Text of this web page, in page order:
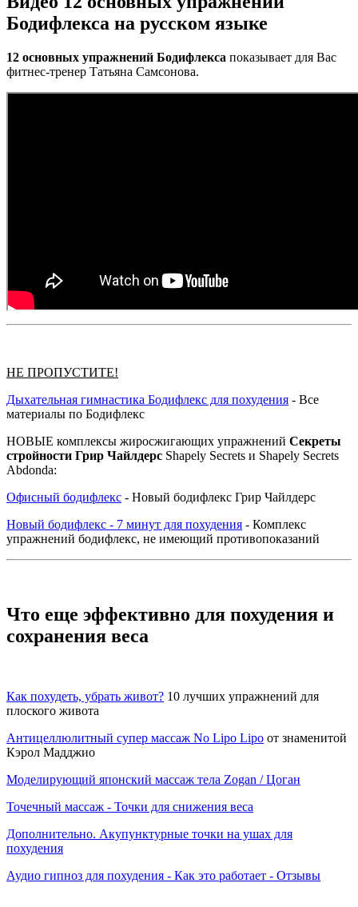
Бодифлекса на русском языке
12 основных упражнений Бодифлекса показывает для Вас
фитнес-тренер Татьяна Самсонова.
НЕ ПРОПУСТИТЕ!
Дыхательная гимнастика Бодифлекс для похудения - Все
материалы по Бодифлекс
НОВЫЕ комплексы жиросжигающих упражнений Секреты
стройности Грир Чайлдерс Shаpеly Sеcrеts и Shаpеly Sеcrеts
Abdоndа:
Офисный бодифлекс - Новый бодифлекс Грир Чайлдерс
Новый бодифлекс - 7 минут для похудения - Комплекс
упражнений бодифлекс, не имеющий противопоказаний
Что еще эффективно для похудения и
сохранения веса
Как похудеть, убрать живот? 10 лучших упражнений для
плоского живота
Антицеллюлитный супер массаж No Lipo Lipo от знаменитой
Кэрол Мадджио
Моделирующий японский массаж тела Zogan / Цоган
Точечный массаж - Точки для снижения веса
Дополнительно. Акупунктурные точки на ушах для
похудения
Аудио гипноз для похудения - Как это работает - Отзывы